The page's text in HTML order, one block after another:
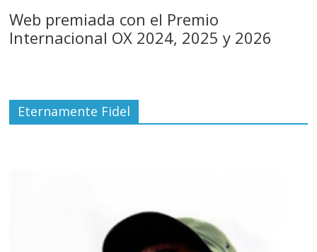
Web premiada con el Premio
Internacional OX 2024, 2025 y 2026
Eternamente Fidel